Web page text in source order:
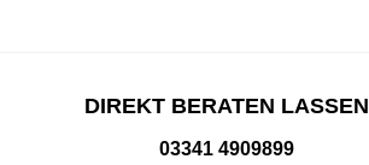
DIREKT BERATEN LASSEN
03341 4909899